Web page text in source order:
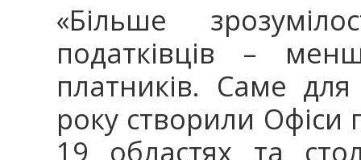
«Більше
податківців –
платників. Саме
року створили Офіси
19 областях та